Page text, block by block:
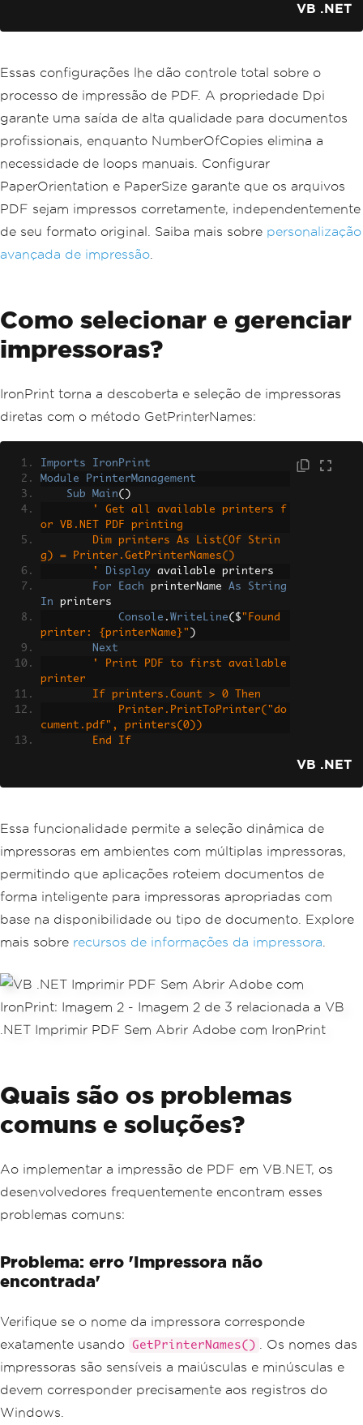
VB .NET
Essas configurações lhe dão controle total sobre o
processo de impressão de PDF. A propriedade Dpi
garante uma saída de alta qualidade para documentos
profissionais, enquanto NumberOfCopies elimina a
necessidade de loops manuais. Configurar
PaperOrientation e PaperSize garante que os arquivos
PDF sejam impressos corretamente, independentemente
de seu formato original. Saiba mais sobre personalização
avançada de impressão
Como selecionar e gerenciar
impressoras?
IronPrint torna a descoberta e seleção de impressoras
diretas com o método GetPrinterNames:
Imports
IronPrint
Module
PrinterManagement
Sub
Main()
' Get all available printers f
or VB.NET PDF printing
g) = Printer.GetPrinterNames()
        '
Display available printers
For
Each printerName As
String
In printers
Console . WriteLine( $ "Found
printer: {printerName}" )
Next
' Print PDF to first available
printer
        If printers.Count > 0 Then
cument.pdf", printers(0))
        End If
VB .NET
Essa funcionalidade permite a seleção dinâmica de
impressoras em ambientes com múltiplas impressoras,
permitindo que aplicações roteiem documentos de
forma inteligente para impressoras apropriadas com
base na disponibilidade ou tipo de documento. Explore
mais sobre recursos de informações da impressora
Quais são os problemas
comuns e soluções?
Ao implementar a impressão de PDF em VB.NET, os
desenvolvedores frequentemente encontram esses
problemas comuns:
Problema: erro 'Impressora não
encontrada'
Verifique se o nome da impressora corresponde
exatamente usando GetPrinterNames()
. Os nomes das
impressoras são sensíveis a maiúsculas e minúsculas e
devem corresponder precisamente aos registros do
Windows.